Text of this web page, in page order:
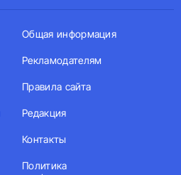
Общая информация
Рекламодателям
Правила сайта
Редакция
Контакты
Политика